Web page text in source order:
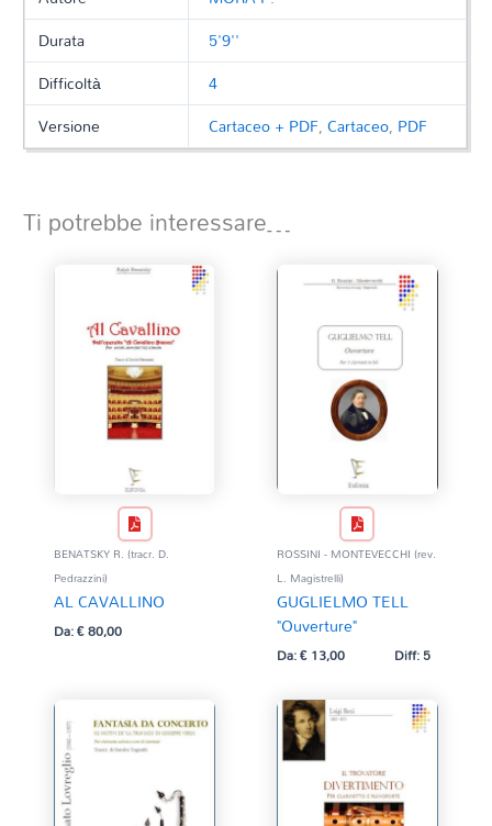
Durata
5'9''
Difficoltà
4
Versione
Cartaceo + PDF,Cartaceo, PDF
Ti potrebbe interessare…
BENATSKY R. (tracr. D.
Pedrazzini)
AL CAVALLINO
Da:€80,00
ROSSINI - MONTEVECCHI (rev.
L. Magistrelli)
GUGLIELMO TELL
"Ouverture"
Da:€13,00 Diff: 5